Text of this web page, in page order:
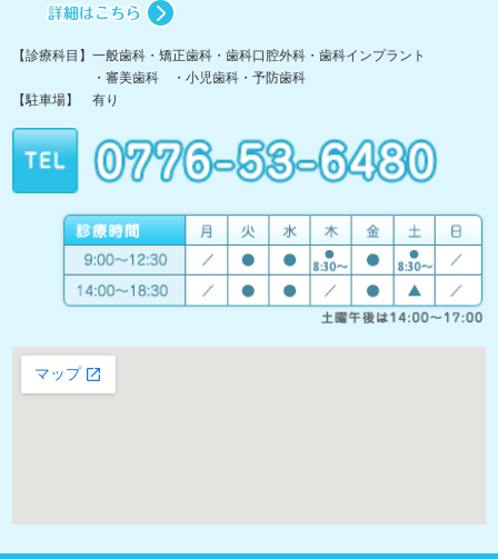
【診療科目】一般歯科・矯正歯科・歯科口腔外科・歯科インプラント
・審美歯科 ・小児歯科・予防歯科
【駐車場】 有り